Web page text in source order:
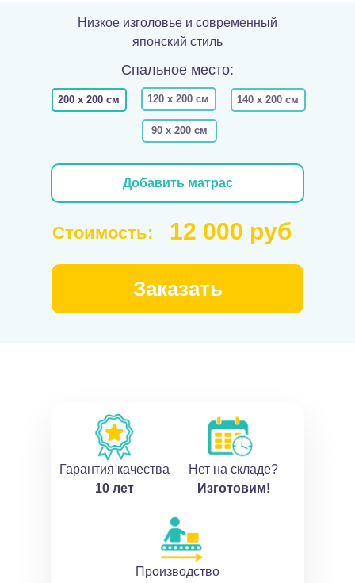
Заказать
Добавить матрас
12 000 руб
Стоимость:
Спальное место:
Низкое изголовье и современный
японский стиль
90 х 200 см
120 х 200 см 140 х 200 см
160 х 200 см
180 х 200 см
200 х 200 см
Производство
Гарантия качества
10 лет
Нет на складе?
Изготовим!